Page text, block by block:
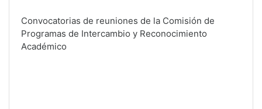
Convocatorias de reuniones de la Comisión de
Programas de Intercambio y Reconocimiento
Académico